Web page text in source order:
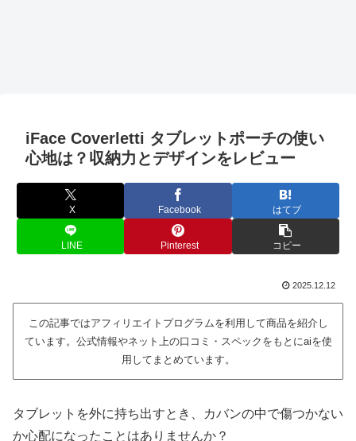
iFace Coverletti タブレットポーチの使い
心地は？収納力とデザインをレビュー
X Facebook はてブ
LINE Pinterest コピー
2025.12.12
この記事ではアフィリエイトプログラムを利用して商品を紹介し
ています。公式情報やネット上の口コミ・スペックをもとにaiを使
用してまとめています。
タブレットを外に持ち出すとき、カバンの中で傷つかない
か心配になったことはありませんか？